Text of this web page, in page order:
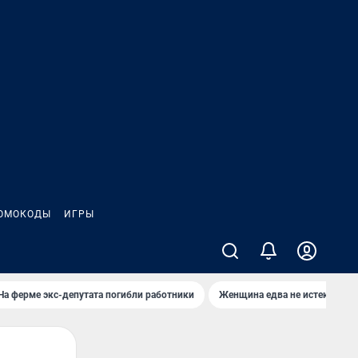
ИГРЫ
ферме экс-депутата погибли работники Женщина едва не истекла